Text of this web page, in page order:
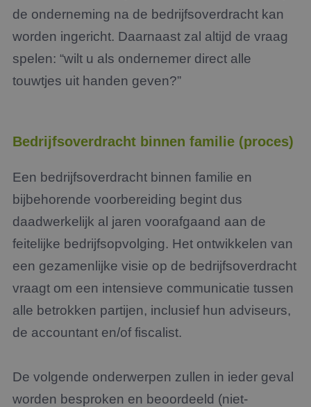
de onderneming na de bedrijfsoverdracht kan
worden ingericht. Daarnaast zal altijd de vraag
spelen: “wilt u als ondernemer direct alle
touwtjes uit handen geven?”
Bedrijfsoverdracht binnen familie (proces)
Een bedrijfsoverdracht binnen familie en
bijbehorende voorbereiding begint dus
daadwerkelijk al jaren voorafgaand aan de
feitelijke bedrijfsopvolging. Het ontwikkelen van
een gezamenlijke visie op de bedrijfsoverdracht
vraagt om een intensieve communicatie tussen
alle betrokken partijen, inclusief hun adviseurs,
de accountant en/of fiscalist.
De volgende onderwerpen zullen in ieder geval
worden besproken en beoordeeld (niet-